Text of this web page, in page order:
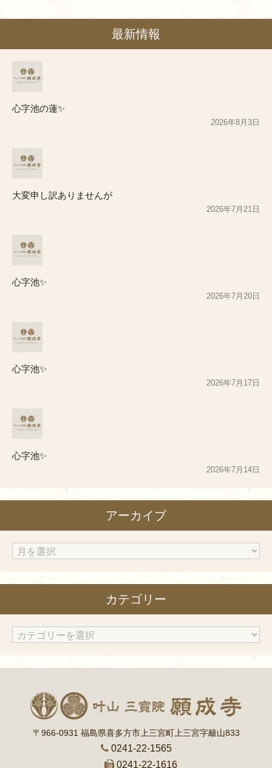
最新情報
心字池の蓮✨
2026年8月3日
大変申し訳ありませんが
2026年7月21日
心字池✨
2026年7月20日
心字池✨
2026年7月17日
心字池✨
2026年7月14日
アーカイブ
ア
カ
ブ
カテゴリー
カ
ゴ
〒966-0931 福島県喜多方市上三宮町上三宮字籬山833
0241-22-1565
0241-22-1616